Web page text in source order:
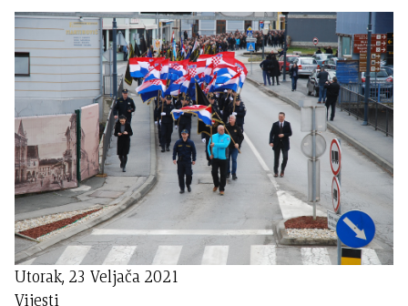
Utorak, 23 Veljača 2021
Vijesti